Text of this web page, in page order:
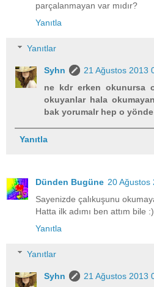
parçalanmayan var mıdır?
Yanıtla
Yanıtlar
Syhn
21 Ağustos 2013
ne kdr erken okunursa
okuyanlar hala
bak yorumalr hep o
Yanıtla
Dünden Bugüne 20 Ağustos
Sayenizde çalıkuşunu
Hatta ilk adımı ben attım bile :)
Yanıtla
Yanıtlar
Syhn
21 Ağustos 2013